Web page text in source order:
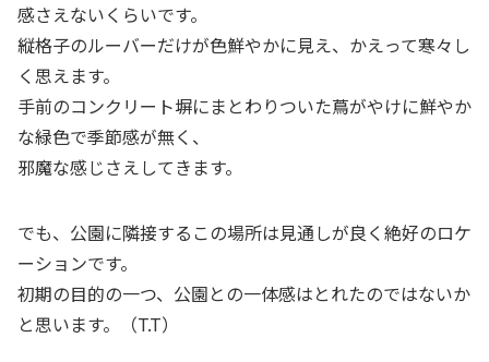
感さえないくらいです。
縦格子のルーバーだけが色鮮やかに見え、かえって寒々し
く思えます。
手前のコンクリート塀にまとわりついた蔦がやけに鮮やか
な緑色で季節感が無く、
邪魔な感じさえしてきます。
でも、公園に隣接するこの場所は見通しが良く絶好のロケ
ーションです。
初期の目的の一つ、公園との一体感はとれたのではないか
と思います。（T.T）